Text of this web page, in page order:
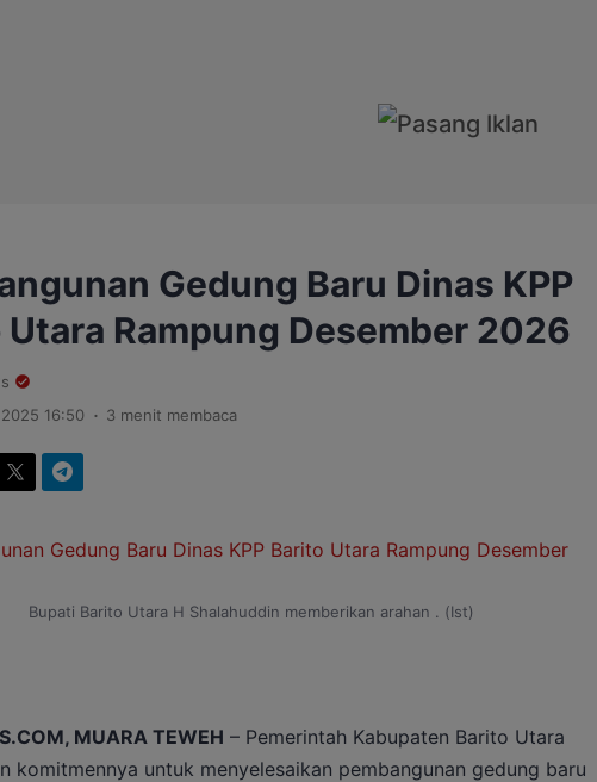
Gedung Baru Dinas KPP
Utara Rampung Desember 2026
16:50 . 3 menit membaca
Bupati Barito Utara H Shalahuddin memberikan arahan . (Ist)
MUARA TEWEH – Pemerintah Kabupaten Barito Utara
komitmennya untuk menyelesaikan pembangunan gedung baru